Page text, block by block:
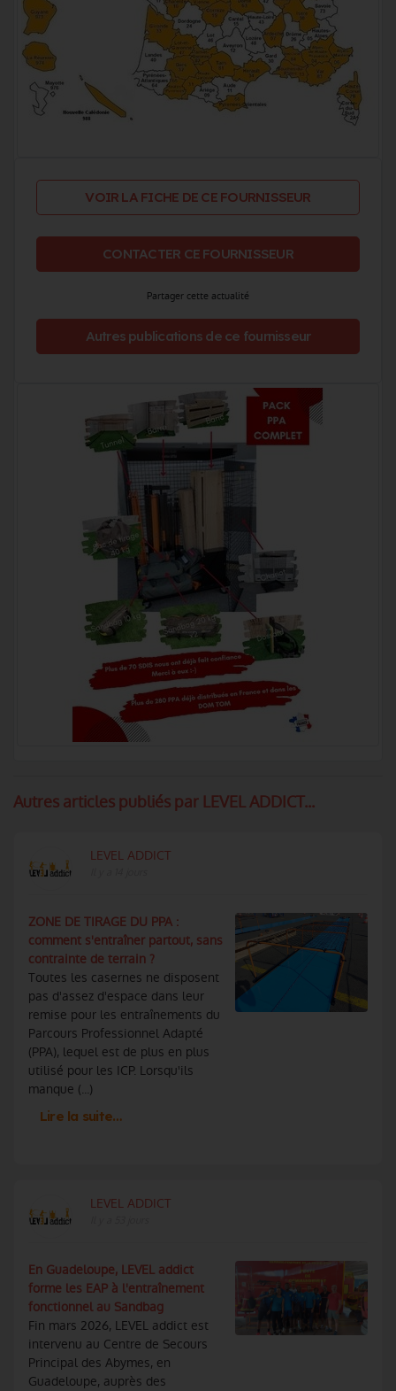
VOIR LA FICHE DE CE FOURNISSEUR
CONTACTER CE FOURNISSEUR
Partager cette actualité
Autres publications de ce fournisseur
Autres articles publiés par LEVEL ADDICT...
LEVEL ADDICT
ZONE DE TIRAGE DU PPA :
comment s'entraîner partout, sans
contrainte de terrain ?
Toutes les casernes ne disposent
pas d'assez d'espace dans leur
remise pour les entraînements du
Parcours Professionnel Adapté
(PPA), lequel est de plus en plus
utilisé pour les ICP. Lorsqu'ils
manque (...)
Lire la suite…
LEVEL ADDICT
En Guadeloupe, LEVEL addict
forme les EAP à l'entraînement
fonctionnel au Sandbag
Fin mars 2026, LEVEL addict est
intervenu au Centre de Secours
Principal des Abymes, en
Guadeloupe, auprès des